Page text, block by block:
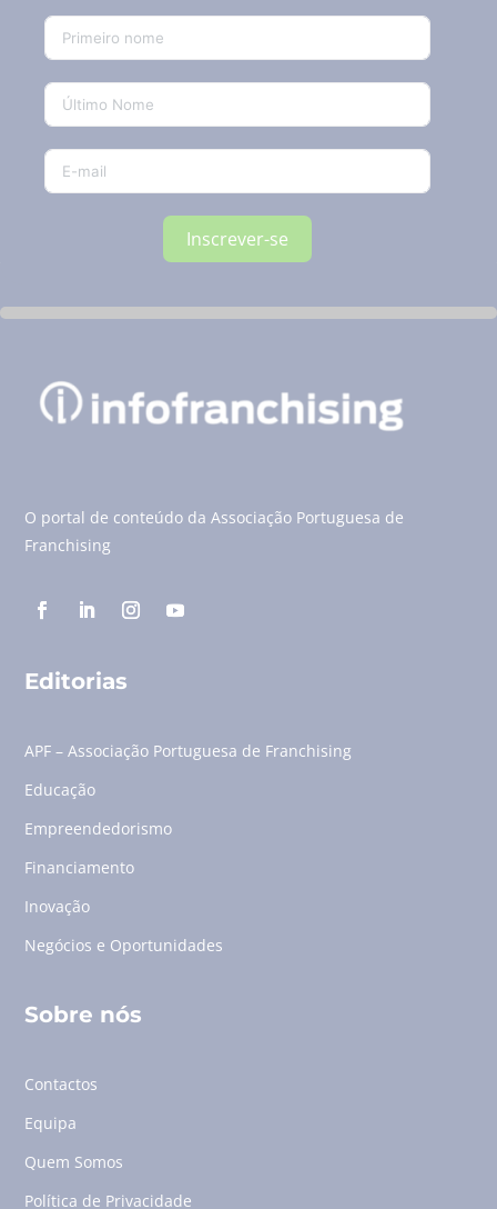
Inscrever-se
O portal de conteúdo da Associação Portuguesa de
Franchising
Editorias
APF – Associação Portuguesa de Franchising
Educação
Empreendedorismo
Financiamento
Inovação
Negócios e Oportunidades
Sobre nós
Contactos
Equipa
Quem Somos
Política de Privacidade